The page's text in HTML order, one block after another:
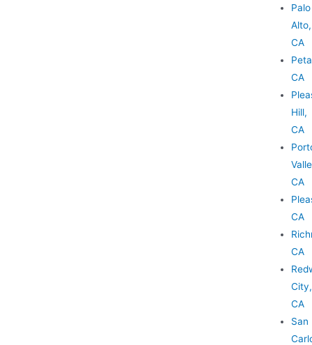
Palo
Alto,
CA
CA
Hill,
CA
CA
CA
CA
City,
CA
San